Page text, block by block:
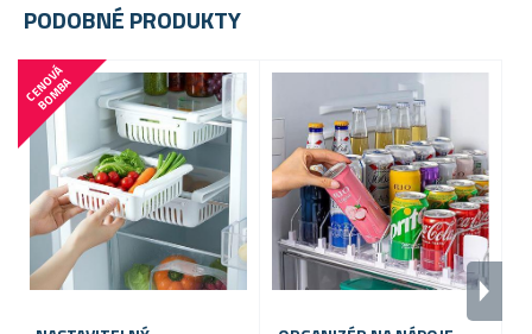
PODOBNÉ PRODUKTY
C
E
N
O
V
Á
B
O
M
B
A